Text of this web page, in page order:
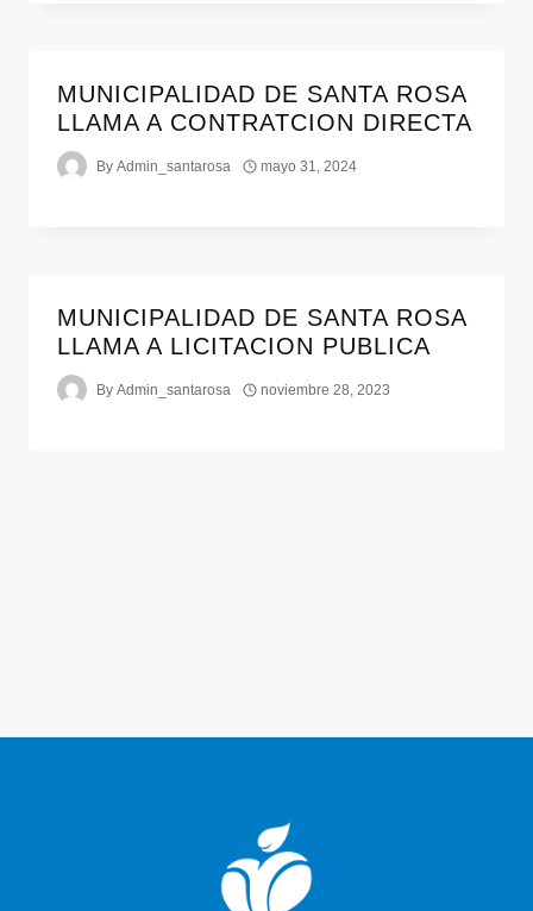
MUNICIPALIDAD DE SANTA ROSA
LLAMA A CONTRATCION DIRECTA
By Admin_santarosa mayo 31, 2024
MUNICIPALIDAD DE SANTA ROSA
LLAMA A LICITACION PUBLICA
By Admin_santarosa noviembre 28, 2023